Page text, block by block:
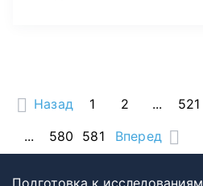
Назад 1 2 ... 521
...
580 581 Вперед
Подготовка к исследованиям